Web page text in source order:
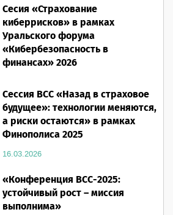
28.05.2026
Сесия «Страхование
киберрисков» в рамках
Уральского форума
«Кибербезопасность в
финансах» 2026
Сессия ВСС «Назад в страховое
будущее»: технологии меняются,
а риски остаются» в рамках
Финополиса 2025
16.03.2026
«Конференция ВСС-2025:
устойчивый рост – миссия
выполнима»